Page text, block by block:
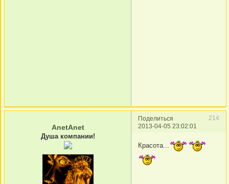
Поделиться
214
2013-04-05 23:02:01
AnetAnet
Душа компании!
Красота...